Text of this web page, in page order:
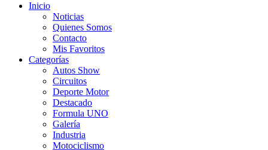
Inicio
Noticias
Quienes Somos
Contacto
Mis Favoritos
Categorías
Autos Show
Circuitos
Deporte Motor
Destacado
Formula UNO
Galería
Industria
Motociclismo